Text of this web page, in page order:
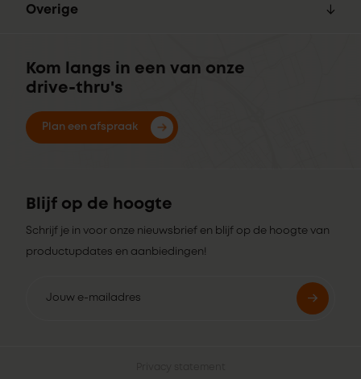
Overige
Kom langs in een van onze
drive-thru's
Plan een afspraak
Blijf op de hoogte
Schrijf je in voor onze nieuwsbrief en blijf op de hoogte van
productupdates en aanbiedingen!